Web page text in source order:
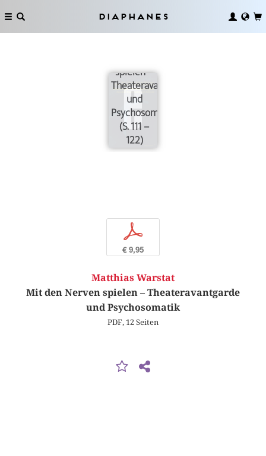
Diaphanes
spielen –
Theateravantgarde
und
Psychosomatik
(S. 111 –
122)
p
€ 9,95
Matthias Warstat
Mit den Nerven spielen – Theateravantgarde
und Psychosomatik
PDF, 12 Seiten